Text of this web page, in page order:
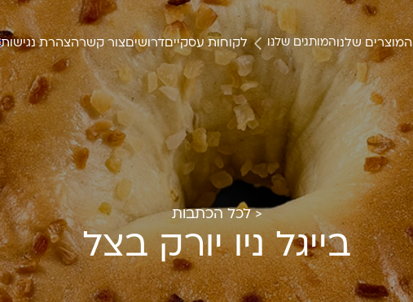
המוצרים שלנו המותגים שלנו לקוחות עסקייםדרושיםצור קשרהצהרת נגישות
< לכל הכתבות
בייגל ניו יורק בצל